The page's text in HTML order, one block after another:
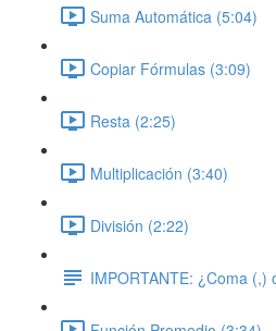
Suma Automática (5:04)
Copiar Fórmulas (3:09)
Resta (2:25)
Multiplicación (3:40)
División (2:22)
IMPORTANTE: ¿Coma (,)